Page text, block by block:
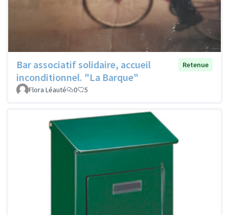
Bar associatif solidaire, accueil
inconditionnel. "La Barque"
Retenue
Flora Léauté 0 5